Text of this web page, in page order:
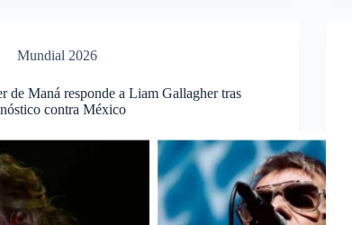
Mundial 2026
de Maná responde a Liam Gallagher tras
contra México